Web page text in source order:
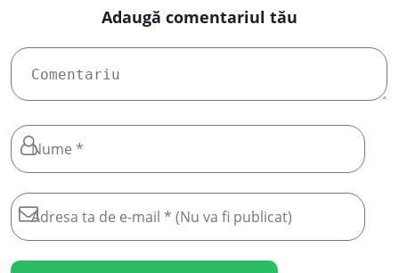
Adaugă comentariul tău